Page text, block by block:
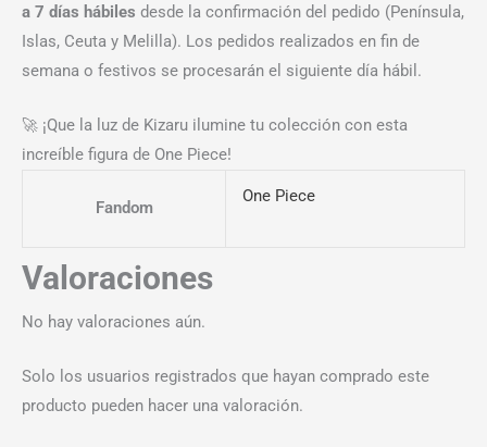
a 7 días hábiles desde la confirmación del pedido (Península,
Islas, Ceuta y Melilla). Los pedidos realizados en fin de
semana o festivos se procesarán el siguiente día hábil.
🚀 ¡Que la luz de Kizaru ilumine tu colección con esta
increíble figura de One Piece!
Fandom
One Piece
Valoraciones
No hay valoraciones aún.
Solo los usuarios registrados que hayan comprado este
producto pueden hacer una valoración.